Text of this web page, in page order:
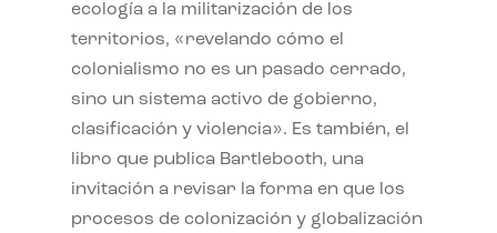
ecología a la militarización de los
territorios, «revelando cómo el
colonialismo no es un pasado cerrado,
sino un sistema activo de gobierno,
clasificación y violencia». Es también, el
libro que publica Bartlebooth, una
invitación a revisar la forma en que los
procesos de colonización y globalización